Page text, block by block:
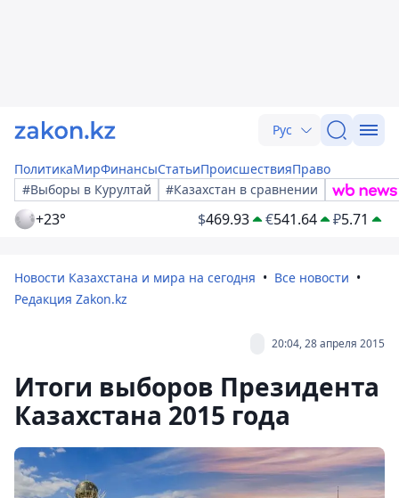
Рус
ПолитикаМирФинансыСтатьиПроисшествияПраво
#Выборы в Курултай
#Казахстан в сравнении
+23° $469.93 €541.64 ₽5.71
Новости Казахстана и мира на сегодня
Все новости
Редакция Zakon.kz
20:04, 28 апреля 2015
Итоги выборов Президента
Казахстана 2015 года